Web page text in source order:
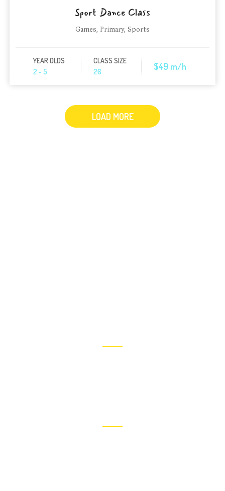
Sport Dance Class
Games, Primary, Sports
YEAR OLDS
2 - 5
CLASS SIZE
26
$49 m/h
LOAD MORE